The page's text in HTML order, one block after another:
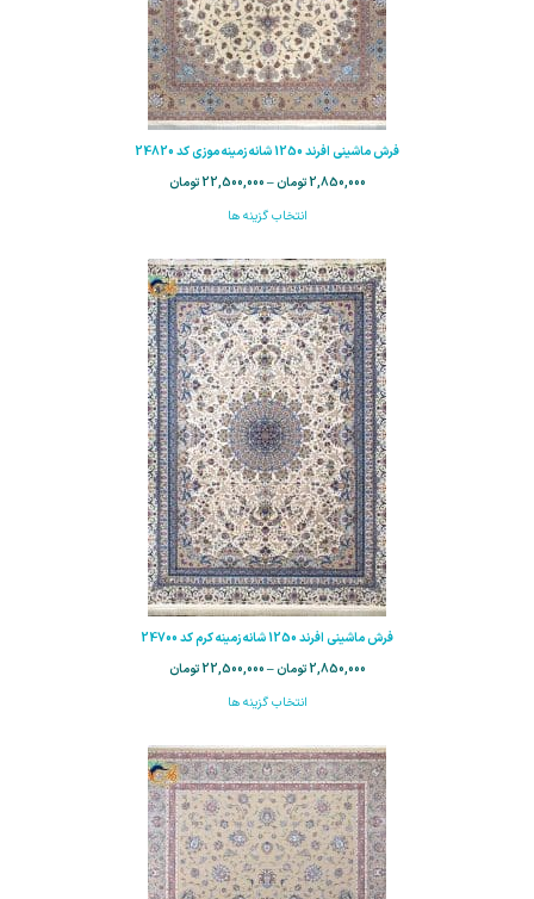
فرش ماشینی افرند 1250 شانه زمینه موزی کد 24820
2,850,000 تومان –
22,500,000 تومان
انتخاب گزینه ها
فرش ماشینی افرند 1250 شانه زمینه کرم کد 24700
2,850,000 تومان –
22,500,000 تومان
انتخاب گزینه ها